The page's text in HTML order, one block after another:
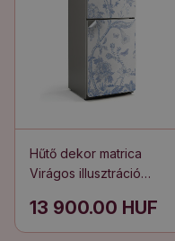
Hűtő dekor matrica
Virágos illusztráció
13 900.00 HUF